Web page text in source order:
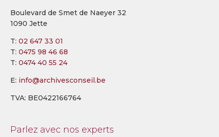
Boulevard de Smet de Naeyer 32
1090 Jette
T: 02 647 33 01
T: 0475 98 46 68
T: 0474 40 55 24
E: info@archivesconseil.be
TVA: BE0422166764
Parlez avec nos experts